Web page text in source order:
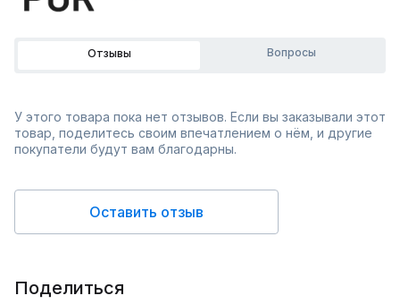
Отзывы Вопросы
У этого товара пока нет отзывов. Если вы заказывали этот
товар, поделитесь своим впечатлением о нём, и другие
покупатели будут вам благодарны.
Оставить отзыв
Поделиться